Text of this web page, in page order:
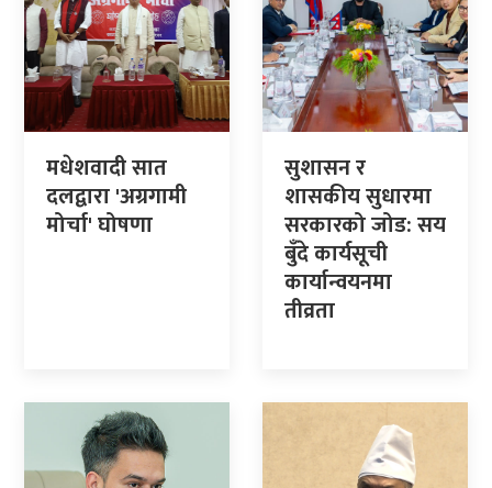
मधेशवादी सात
दलद्वारा 'अग्रगामी
मोर्चा' घोषणा
सुशासन र
शासकीय सुधारमा
सरकारको जोड: सय
बुँदे कार्यसूची
कार्यान्वयनमा
तीव्रता